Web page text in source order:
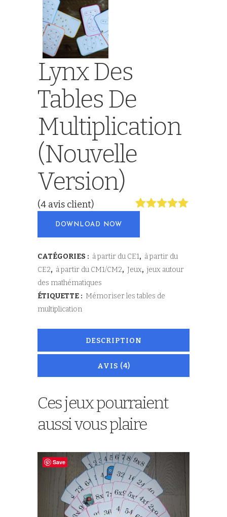
Lynx Des
Tables De
Multiplication
(nouvelle
Version)
basé sur
client
(4 avis client)
DOWNLOAD NOW
CATÉGORIES : à partir du CE1, à partir du
CE2, à partir du CM1/CM2, Jeux, jeux autour
des mathématiques
ÉTIQUETTE : Mémoriser les tables de
multiplication
DESCRIPTION
AVIS (4)
Ces jeux pourraient
aussi vous plaire
Save